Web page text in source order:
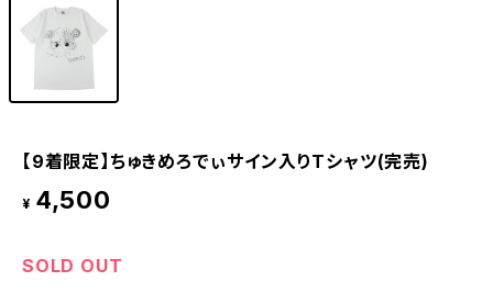
【9着限定】ちゅきめろでぃサイン入りTシャツ(完売)
¥ 4,500
SOLD OUT